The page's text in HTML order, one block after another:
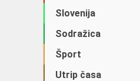
Slovenija
Sodražica
Šport
Utrip časa